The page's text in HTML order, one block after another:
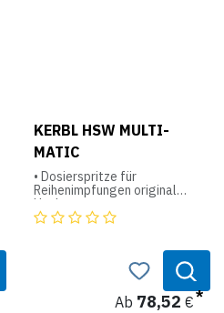
KERBL HSW MULTI-
MATIC
• Dosierspritze für
Reihenimpfungen original
Henke
• innovatives und
• exzellente Handhabung durch
Griffe aus hochfestem
Aluminium-Druckguss
Ab 78,52 €